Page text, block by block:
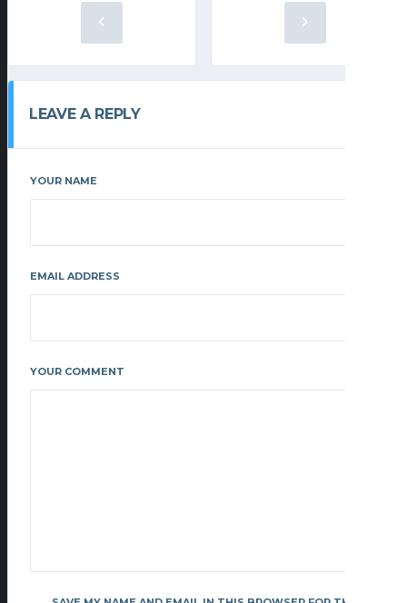
LEAVE A REPLY
YOUR NAME
EMAIL ADDRESS
YOUR COMMENT